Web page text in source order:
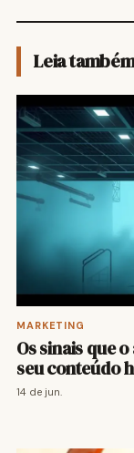
Leia
MARKETING
Os sinais que
seu conteúdo
14 de jun.